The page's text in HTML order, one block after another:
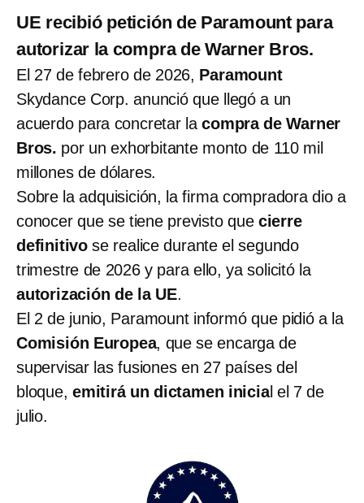
UE recibió petición de Paramount para
autorizar la compra de Warner Bros.
El 27 de febrero de 2026, Paramount
Skydance Corp. anunció que llegó a un
acuerdo para concretar lacompra de Warner
Bros. por un exhorbitante monto de 110 mil
millones de dólares.
Sobre la adquisición, la firma compradora dio a
conocer que se tiene previsto quecierre
definitivo se realice durante el segundo
trimestre de 2026 y para ello, ya solicitó la
autorización de la UE.
El 2 de junio, Paramount informó que pidió a la
Comisión Europea, que se encarga de
supervisar las fusiones en 27 países del
bloque, emitirá un dictamen inicial el 7 de
julio.